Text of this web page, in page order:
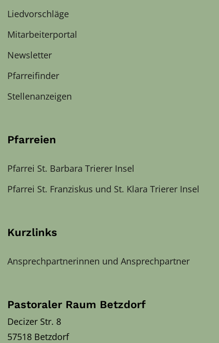
Liedvorschläge
Mitarbeiterportal
Newsletter
Pfarreifinder
Stellenanzeigen
Pfarreien
Pfarrei St. Barbara Trierer Insel
Pfarrei St. Franziskus und St. Klara Trierer Insel
Kurzlinks
Ansprechpartnerinnen und Ansprechpartner
Pastoraler Raum Betzdorf
Decizer Str. 8
57518 Betzdorf